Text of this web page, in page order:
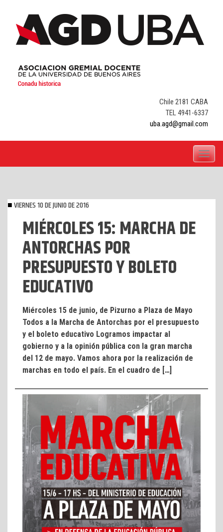
content
Chile 2181 CABA
TEL 4941-6337
uba.agd@gmail.com
Toggle
VIERNES 10 DE JUNIO DE 2016
MIÉRCOLES 15: MARCHA DE
ANTORCHAS POR
PRESUPUESTO Y BOLETO
EDUCATIVO
Miércoles 15 de junio, de Pizurno a Plaza de Mayo
Todos a la Marcha de Antorchas por el presupuesto
y el boleto educativo Logramos impactar al
gobierno y a la opinión pública con la gran marcha
del 12 de mayo. Vamos ahora por la realización de
marchas en todo el país. En el cuadro de […]